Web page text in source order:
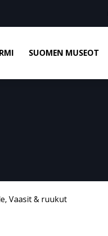
SUOMEN MUSEOT
, Vaasit & ruukut